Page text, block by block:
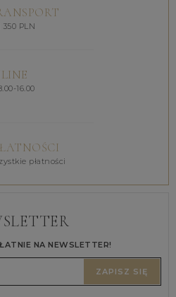
PLN
16.00
płatności
NA NEWSLETTER!
ZAPISZ SIĘ